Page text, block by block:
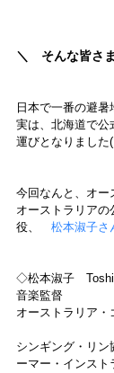
＼　そんな皆さ
日本で一番の避暑
実は、北海道で公
運びとなりまし
今回なんと、オ
オーストラリアの
役、 松本淑子
◇松本淑子　
音楽監督
オーストラリア・
シンギング・リン
ーマー・インスト